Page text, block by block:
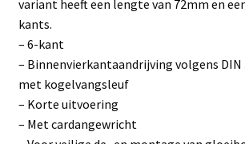
variant heeft een lengte van 72mm en
kants.
– 6-kant
– Binnenvierkantaandrijving volgens DIN
met kogelvangsleuf
– Korte uitvoering
– Met cardangewricht